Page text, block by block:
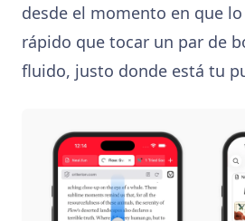
desde el momento en que
rápido que tocar un par de
fluido, justo donde está tu